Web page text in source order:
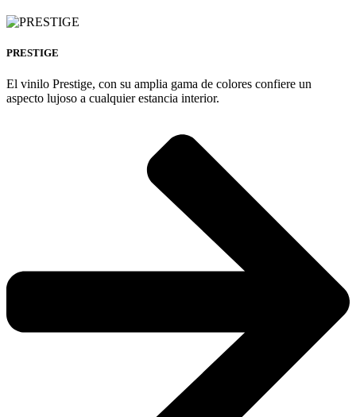
PRESTIGE
El vinilo Prestige, con su amplia gama de colores confiere un
aspecto lujoso a cualquier estancia interior.